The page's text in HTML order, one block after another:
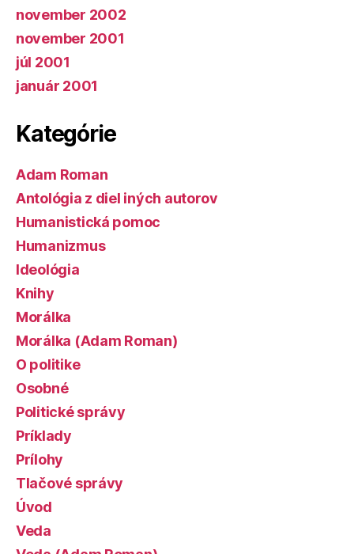
november 2002
november 2001
júl 2001
január 2001
Kategórie
Adam Roman
Antológia z diel iných autorov
Humanistická pomoc
Humanizmus
Ideológia
Knihy
Morálka
Morálka (Adam Roman)
O politike
Osobné
Politické správy
Príklady
Prílohy
Tlačové správy
Úvod
Veda